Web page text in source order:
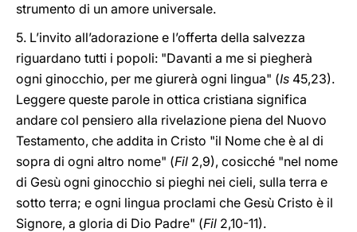
strumento di un amore universale.
5. L’invito all’adorazione e l’offerta della salvezza
riguardano tutti i popoli: "Davanti a me si piegherà
ogni ginocchio, per me giurerà ogni lingua" (Is 45,23).
Leggere queste parole in ottica cristiana significa
andare col pensiero alla rivelazione piena del Nuovo
Testamento, che addita in Cristo "il Nome che è al di
sopra di ogni altro nome" (Fil 2,9), cosicché "nel nome
di Gesù ogni ginocchio si pieghi nei cieli, sulla terra e
sotto terra; e ogni lingua proclami che Gesù Cristo è il
Signore, a gloria di Dio Padre" (Fil 2,10-11).